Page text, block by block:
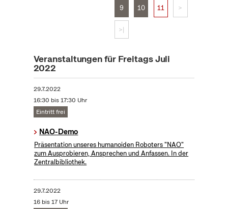
9 10 11 >
>|
Veranstaltungen für Freitags Juli
2022
29.7.2022
16:30 bis 17:30 Uhr
Eintritt frei
NAO-Demo
Präsentation unseres humanoiden Roboters "NAO"
zum Ausprobieren, Ansprechen und Anfassen. In der
Zentralbibliothek.
29.7.2022
16 bis 17 Uhr